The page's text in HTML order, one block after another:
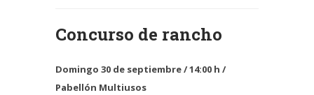
Concurso de rancho
Domingo 30 de septiembre / 14:00 h /
Pabellón Multiusos